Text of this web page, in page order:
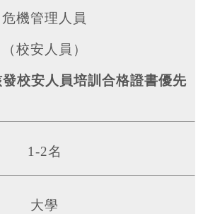
危機管理人員
（校安人員）
校安人員培訓合格證書優先
1-2名
大學